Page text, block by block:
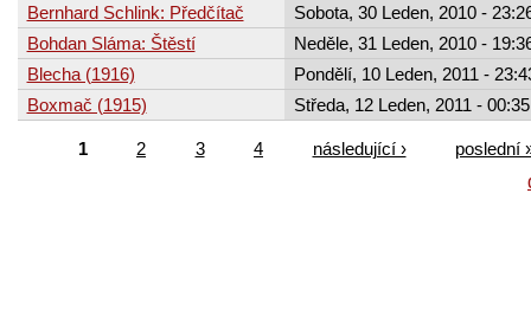
Bernhard Schlink: Předčítač
Sobota, 30 Leden, 2010 -
Bohdan Sláma: Štěstí
Neděle, 31 Leden, 2010 -
Blecha (1916)
Pondělí, 10 Leden, 2011 -
Boxmač (1915)
Středa, 12 Leden, 2011 - 00:35
1 2 3 4 následující ›
poslední